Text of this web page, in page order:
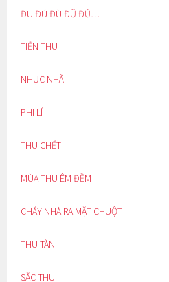
ĐU ĐÚ ĐÙ ĐŨ ĐỦ…
TIỄN THU
NHỤC NHÃ
PHI LÍ
THU CHẾT
MÙA THU ÊM ĐỀM
CHÁY NHÀ RA MẶT CHUỘT
THU TÀN
SẮC THU